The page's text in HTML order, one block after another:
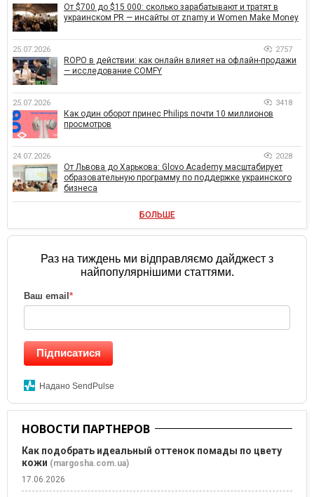
От $700 до $15 000: сколько зарабатывают и тратят в
украинском PR — инсайты от znamy и Women Make Money
25.07.2026 2757
ROPO в действии: как онлайн влияет на офлайн-продажи
— исследование COMFY
25.07.2026 3418
Как один оборот принес Philips почти 10 миллионов
просмотров
24.07.2026 2028
От Львова до Харькова: Glovo Academy масштабирует
образовательную программу по поддержке украинского
бизнеса
БОЛЬШЕ
Раз на тиждень ми відправляємо дайджест з
найпопулярнішими статтями.
Ваш email*
Підписатися
Надано SendPulse
НОВОСТИ ПАРТНЕРОВ
Как подобрать идеальный оттенок помады по цвету
кожи (margosha.com.ua)
17.06.2026